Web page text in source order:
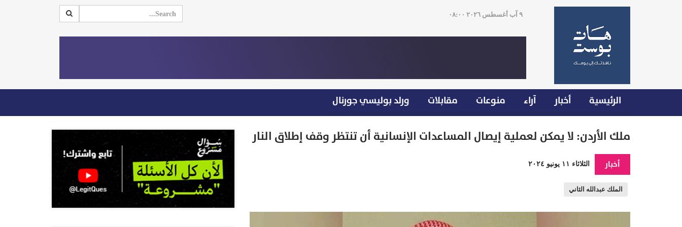
٩ آب أغسطس ٢٠٢٦ ٠٨:٠٠
الرئيسية أخبار آراء منوعات مقابلات ورلد بوليسي جورنال
ملك الأردن: لا يمكن لعملية إيصال المساعدات الإنسانية أن تنتظر وقف إطلاق النار
أخبار الثلاثاء ١١ يونيو ٢٠٢٤
الملك عبدالله الثاني